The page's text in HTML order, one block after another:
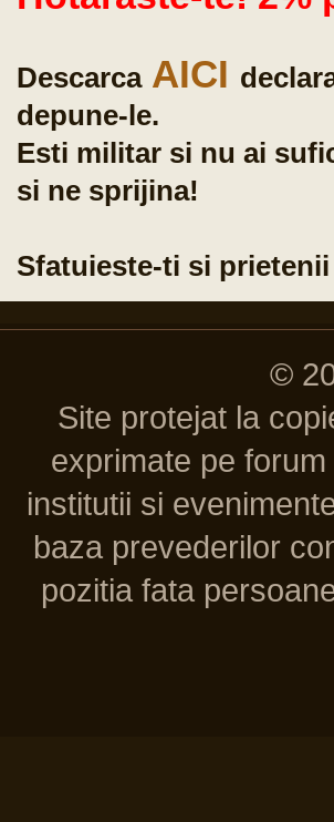
Descarca AICI
depune-le.
Esti militar si nu ai
si ne sprijina!
Sfatuieste-ti si
©
Site protejat la
exprimate pe
institutii si
baza prevederilor
pozitia fata